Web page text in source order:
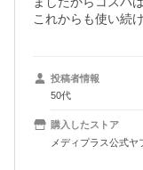
これからも使い続
投稿者情報
50代
購入したストア
メディプラス公式ヤ